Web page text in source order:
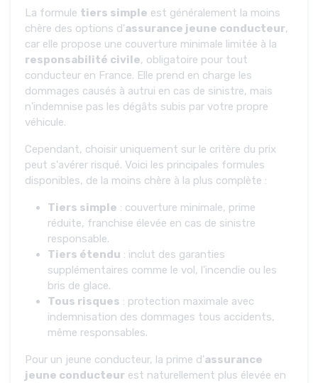
La formule tiers simple est généralement la moins
chère des options d'assurance jeune conducteur,
car elle propose une couverture minimale limitée à la
responsabilité civile, obligatoire pour tout
conducteur en France. Elle prend en charge les
dommages causés à autrui en cas de sinistre, mais
n'indemnise pas les dégâts subis par votre propre
véhicule.
Cependant, choisir uniquement sur le critère du prix
peut s'avérer risqué. Voici les principales formules
disponibles, de la moins chère à la plus complète :
Tiers simple : couverture minimale, prime
réduite, franchise élevée en cas de sinistre
responsable.
Tiers étendu : inclut des garanties
supplémentaires comme le vol, l'incendie ou les
bris de glace.
Tous risques : protection maximale avec
indemnisation des dommages tous accidents,
même responsables.
Pour un jeune conducteur, la prime d'assurance
jeune conducteur est naturellement plus élevée en